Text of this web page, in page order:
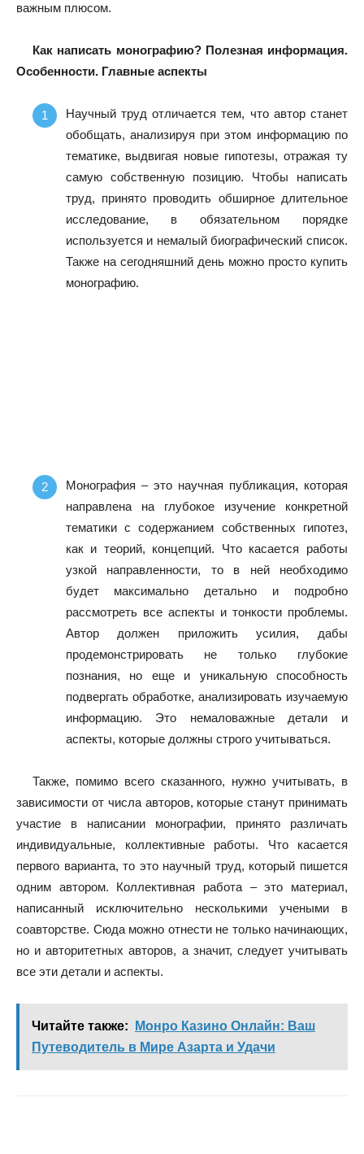
важным плюсом.
Как написать монографию? Полезная информация.
Особенности. Главные аспекты
Научный труд отличается тем, что автор станет
обобщать, анализируя при этом информацию по
тематике, выдвигая новые гипотезы, отражая ту
самую собственную позицию. Чтобы написать
труд, принято проводить обширное длительное
исследование, в обязательном порядке
используется и немалый биографический список.
Также на сегодняшний день можно просто купить
монографию.
Монография – это научная публикация, которая
направлена на глубокое изучение конкретной
тематики с содержанием собственных гипотез,
как и теорий, концепций. Что касается работы
узкой направленности, то в ней необходимо
будет максимально детально и подробно
рассмотреть все аспекты и тонкости проблемы.
Автор должен приложить усилия, дабы
продемонстрировать не только глубокие
познания, но еще и уникальную способность
подвергать обработке, анализировать изучаемую
информацию. Это немаловажные детали и
аспекты, которые должны строго учитываться.
Также, помимо всего сказанного, нужно учитывать, в
зависимости от числа авторов, которые станут принимать
участие в написании монографии, принято различать
индивидуальные, коллективные работы. Что касается
первого варианта, то это научный труд, который пишется
одним автором. Коллективная работа – это материал,
написанный исключительно несколькими учеными в
соавторстве. Сюда можно отнести не только начинающих,
но и авторитетных авторов, а значит, следует учитывать
все эти детали и аспекты.
Читайте также:
Монро Казино Онлайн: Ваш
Путеводитель в Мире Азарта и Удачи